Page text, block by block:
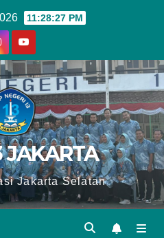
11:28:29 PM
JAKARTA
Jakarta Selatan